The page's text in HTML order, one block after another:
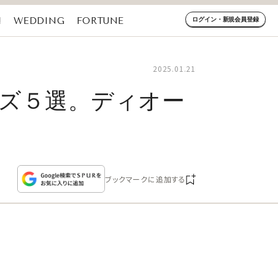
WEDDING
FORTUNE
ログイン・新規会員登録
2025.01.21
５選。ディオー
ブックマークに追加する